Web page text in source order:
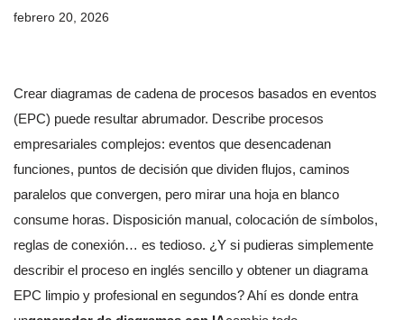
febrero 20, 2026
Crear diagramas de cadena de procesos basados en eventos
(EPC) puede resultar abrumador. Describe procesos
empresariales complejos: eventos que desencadenan
funciones, puntos de decisión que dividen flujos, caminos
paralelos que convergen, pero mirar una hoja en blanco
consume horas. Disposición manual, colocación de símbolos,
reglas de conexión… es tedioso. ¿Y si pudieras simplemente
describir el proceso en inglés sencillo y obtener un diagrama
EPC limpio y profesional en segundos? Ahí es donde entra